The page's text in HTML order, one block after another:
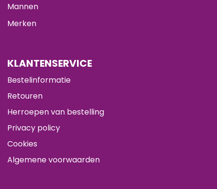
Mannen
Merken
KLANTENSERVICE
Bestelinformatie
Retouren
Herroepen van bestelling
Privacy policy
Cookies
Algemene voorwaarden